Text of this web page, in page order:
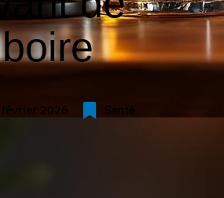
boire
février 2026 Santé